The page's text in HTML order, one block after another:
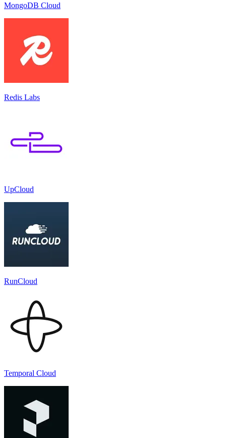
MongoDB Cloud
Redis Labs
UpCloud
RunCloud
Temporal Cloud